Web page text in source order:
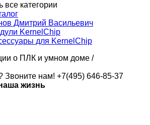
все категории
Дмитрий Васильевич
KernelChip
для KernelChip
Звоните нам! +7(495) 646-85-37
жизнь